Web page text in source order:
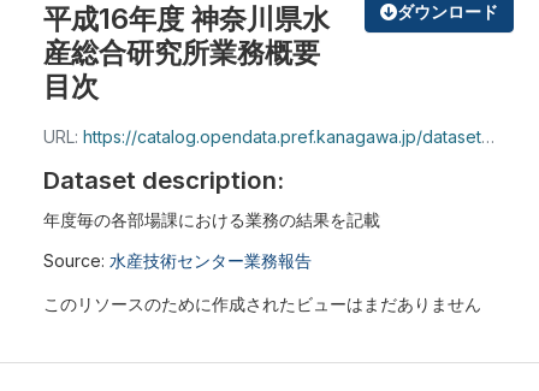
ダウンロード
平成16年度 神奈川県水
産総合研究所業務概要
目次
URL: https://catalog.opendata.pref.kanagawa.jp/dataset/3eada4b5-63e2-4142-acba-26011077b624/resource/93721d5d-b154-4544-bae6-df546c7d34bf/download/718744.pdf
Dataset description:
年度毎の各部場課における業務の結果を記載
Source: 水産技術センター業務報告
このリソースのために作成されたビューはまだありません